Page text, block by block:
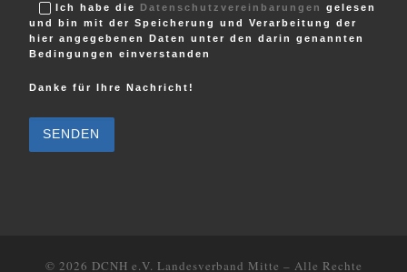
Ich habe die Datenschutzvereinbarungen
gelesen
und bin mit der Speicherung und Verarbeitung der
hier angegebenen Daten unter den darin genannten
Bedingungen einverstanden
Danke für Ihre Nachricht!
i
e
© 2026 DCNH e.V. Landesverband Mitte – Alle Rechte